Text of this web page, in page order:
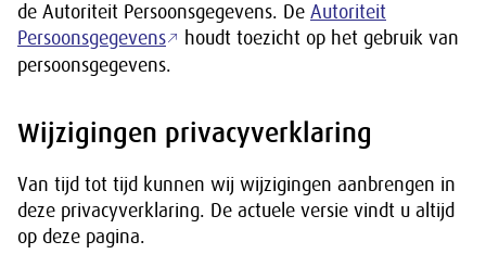
de Autoriteit Persoonsgegevens. De Autoriteit
Persoonsgegevens
houdt toezicht op het gebruik van
persoonsgegevens.
Wijzigingen privacyverklaring
Van tijd tot tijd kunnen wij wijzigingen aanbrengen in
deze privacyverklaring. De actuele versie vindt u altijd
op deze pagina.